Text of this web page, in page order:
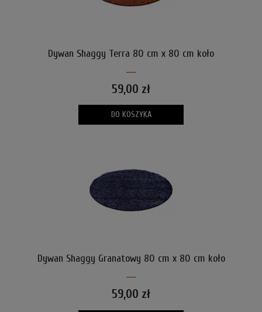
Dywan Shaggy Terra 80 cm x 80 cm koło
59,00 zł
DO KOSZYKA
Dywan Shaggy Granatowy 80 cm x 80 cm koło
59,00 zł